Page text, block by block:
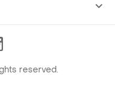
reserved.